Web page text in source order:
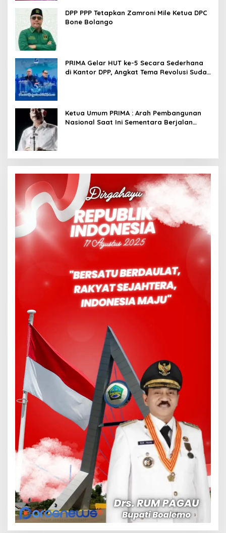
DPP PPP Tetapkan Zamroni Mile Ketua DPC
Bone Bolango
PRIMA Gelar HUT ke-5 Secara Sederhana
di Kantor DPP, Angkat Tema Revolusi Sudah
Ketua Umum PRIMA : Arah Pembangunan
Nasional Saat Ini Sementara Berjalan